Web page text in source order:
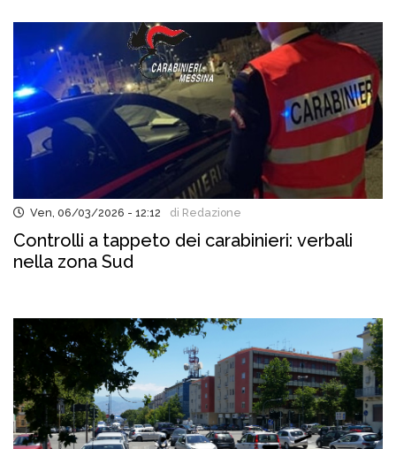
Ven, 06/03/2026 - 12:12 di Redazione
Controlli a tappeto dei carabinieri: verbali
nella zona Sud